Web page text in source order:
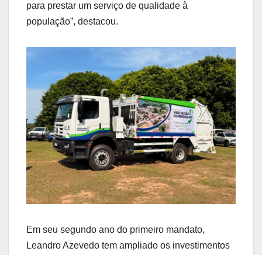
para prestar um serviço de qualidade à
população”, destacou.
Em seu segundo ano do primeiro mandato,
Leandro Azevedo tem ampliado os investimentos